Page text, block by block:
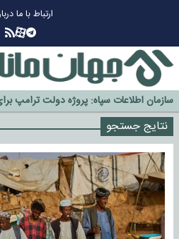
ارتباط با ما
گزینه جدایی اوسمار روی میز مدیران
آیا رئیس جمهور آمریکا قانون را دور می‌زند؟
اخراج رسمی چهره نامدار از پرسپولیس
سازمان اطلاعات سپاه: پروژه دولت ترامپ
خورد
نتایج جستجو